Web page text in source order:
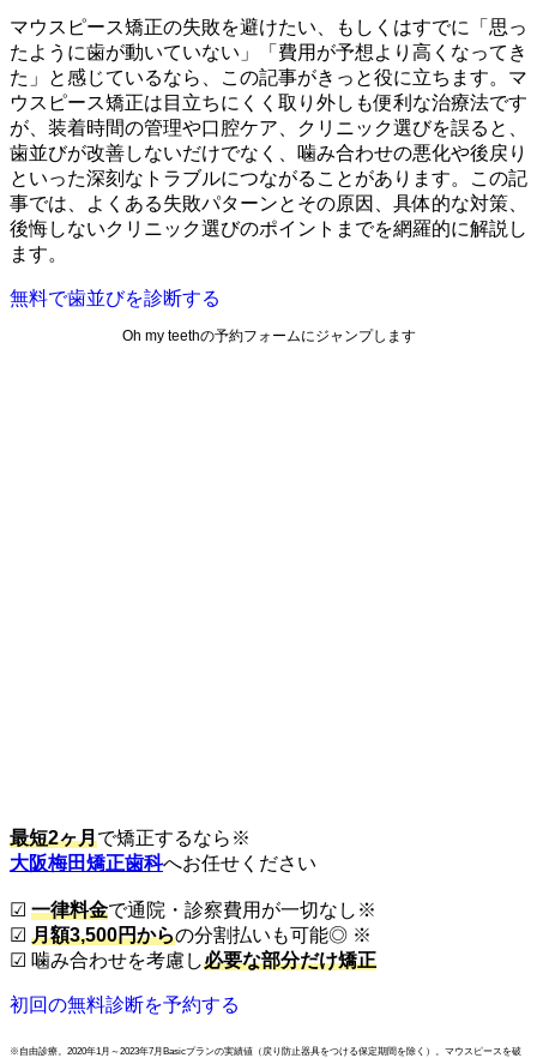
マウスピース矯正の失敗を避けたい、もしくはすでに「思っ
たように歯が動いていない」「費用が予想より高くなってき
た」と感じているなら、この記事がきっと役に立ちます。マ
ウスピース矯正は目立ちにくく取り外しも便利な治療法です
が、装着時間の管理や口腔ケア、クリニック選びを誤ると、
歯並びが改善しないだけでなく、噛み合わせの悪化や後戻り
といった深刻なトラブルにつながることがあります。この記
事では、よくある失敗パターンとその原因、具体的な対策、
後悔しないクリニック選びのポイントまでを網羅的に解説し
ます。
無料で歯並びを診断する
Oh my teethの予約フォームにジャンプします
最短2ヶ月で矯正するなら ※
大阪梅田矯正歯科へお任せください
☑︎ 一律料金で通院・診察費用が一切なし ※
☑︎ 月額3,500円からの分割払いも可能◎ ※
☑︎ 噛み合わせを考慮し必要な部分だけ矯正
初回の無料診断を予約する
※自由診療。2020年1月～2023年7月Basicプランの実績値（戻り防止器具をつける保定期間を除く）。マウスピースを破